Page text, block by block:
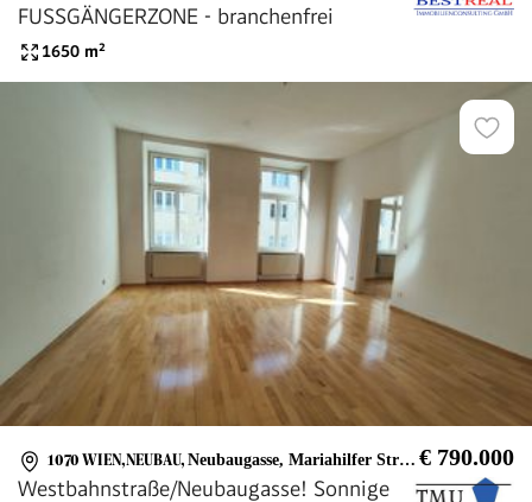
FUSSGÄNGERZONE - branchenfrei
1650 m²
1070 WIEN,NEUBAU, Neubaugasse, Mariahilfer Straße, U3, U6 € 790.000
Westbahnstraße/Neubaugasse! Sonnige